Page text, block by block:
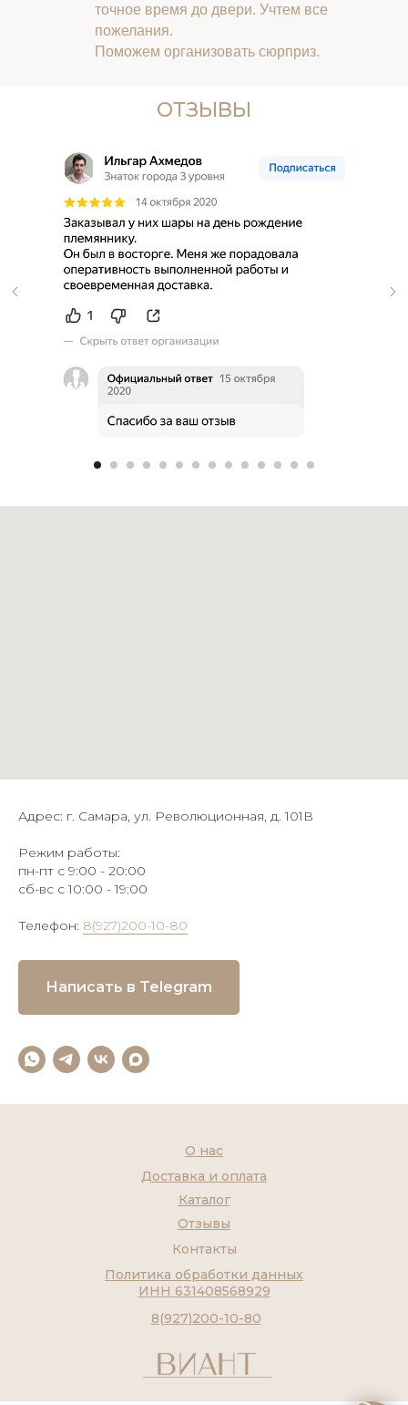
точное время до двери. Учтем все
пожелания.
Поможем организовать сюрприз.
ОТЗЫВЫ
Адрес: г. Самара, ул. Революционная, д. 101В
Режим работы:
пн-пт с 9:00 - 20:00
сб-вс с 10:00 - 19:00
Телефон: 8(927)200-10-80
Написать в Telegram
Контакты
8(927)200-10-80
Каталог
О нас
Доставка и оплата
Отзывы
Политика обработки данных
ИНН 631408568929